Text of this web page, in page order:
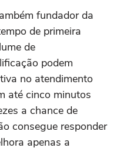
fundador da
de primeira
de
podem
no atendimento
até cinco minutos
a chance de
consegue responder
apenas a